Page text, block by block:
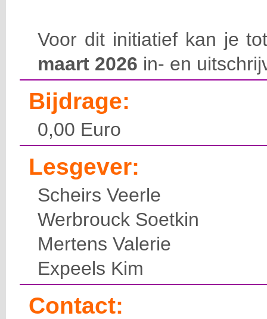
Voor dit initiatief kan je
maart 2026 in- en
Bijdrage:
0,00 Euro
Lesgever:
Scheirs Veerle
Werbrouck Soetkin
Mertens Valerie
Expeels Kim
Contact: